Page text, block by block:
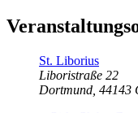
St. Liborius
Liboristraße 22
Dortmund 44143